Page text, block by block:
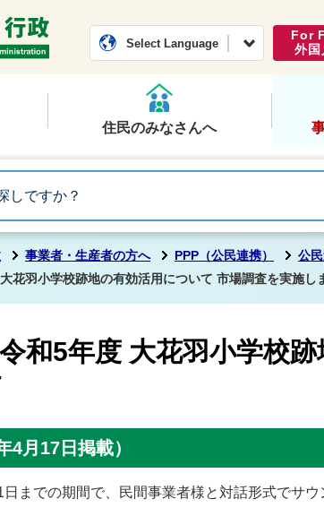
常総市公式ホームペ
Select Language
For
外国
住民のみなさんへ
事業者・生産者の方へ PPP（公民連携） 公
花羽小学校跡地の有効活用について 市場調査を実施し
令和5年度 大花羽小学校
4月17日掲載）
までの期間で、民間事業者様と対話形式でサ